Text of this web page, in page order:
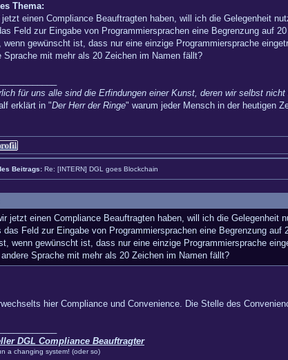
Thema:
jetzt einen Compliance Beauftragten haben, will ich die Gelegenheit
Feld zur Eingabe von Programmiersprachen eine Begrenzung auf
wenn gewünscht ist, dass nur eine einzige Programmiersprache
Sprache mit mehr als 20 Zeichen im Namen fällt?
für uns alle sind die Erfindungen einer Kunst, deren wir selbst nicht
erklärt in "Der Herr der Ringe" warum jeder Mensch in der heutigen
Beitrags: Re: [INTERN] DGL goes Blockchain
jetzt einen Compliance Beauftragten haben, will ich die
das Feld zur Eingabe von Programmiersprachen eine Begrenzung
wenn gewünscht ist, dass nur eine einzige Programmiersprache
Sprache mit mehr als 20 Zeichen im Namen fällt?
hier Compliance und Convenience. Die Stelle des
DGL Compliance Beauftragter
a changing system! (oder so)